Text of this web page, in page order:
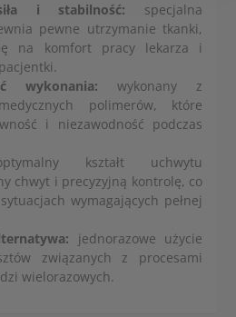
i stabilność: specjalna
pewne utrzymanie tkanki,
na komfort pracy lekarza i
wykonania: wykonany z
polimerów, które
i niezawodność podczas
kształt uchwytu
chwyt i precyzyjną kontrolę, co
wymagających pełnej
jednorazowe użycie
związanych z procesami
wielorazowych.